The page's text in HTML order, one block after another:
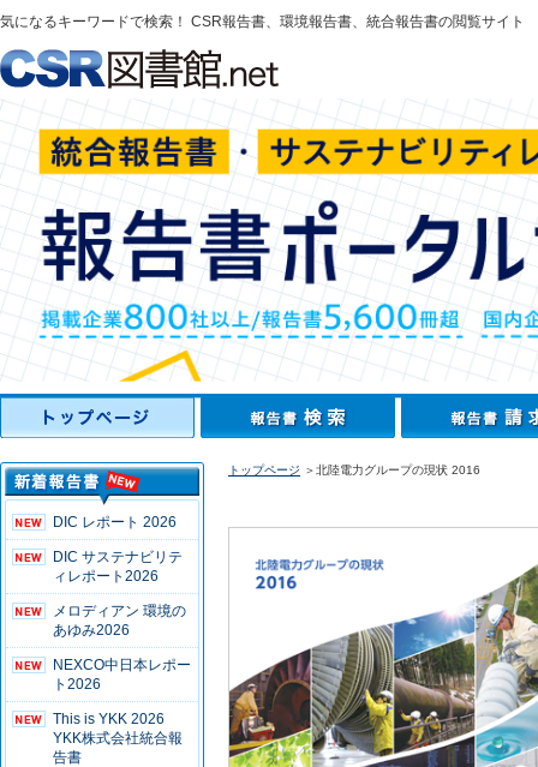
気になるキーワードで検索！ CSR報告書、環境報告書、統合報告書の閲覧サイト
DIC レポート 2026
DIC サステナビリテ
ィレポート2026
メロディアン 環境の
あゆみ2026
NEXCO中日本レポー
ト2026
This is YKK 2026
YKK株式会社統合報
告書
トップページ ＞北陸電力グループの現状 2016